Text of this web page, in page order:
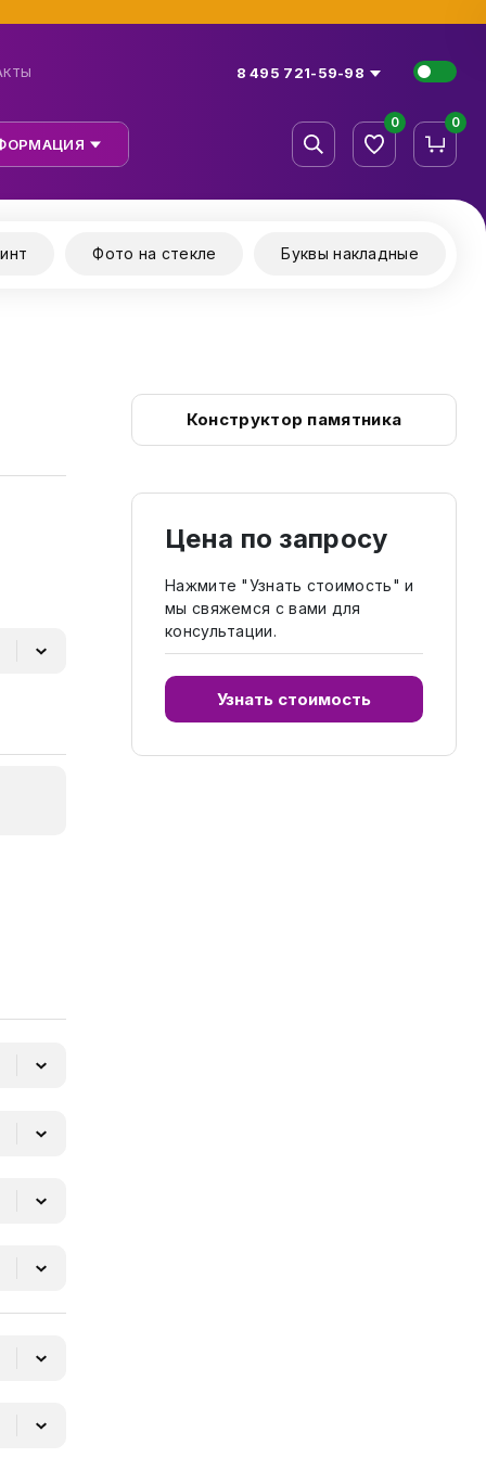
8 495 721-59-98
0 0
Фото на стекле Буквы накладные
Конструктор памятника
Цена по запросу
Нажмите "Узнать стоимость" и
мы свяжемся с вами для
консультации.
Узнать стоимость